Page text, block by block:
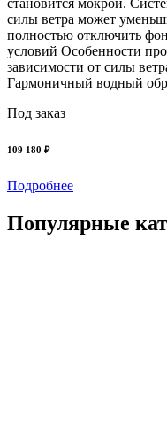
силы ветра может
полностью отключить
условий Особенности
зависимости от силы
Гармоничный водный
Под заказ
109 180 ₽
Подробнее
Популярные